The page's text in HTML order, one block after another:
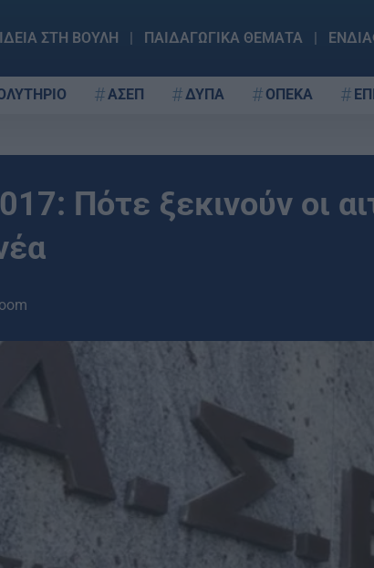
ΣΤΗ ΒΟΥΛΗ ΠΑΙΔΑΓΩΓΙΚΑ ΘΕΜΑΤΑ
ΑΣΕΠ ΔΥΠΑ ΟΠΕΚΑ
Πότε ξεκινούν οι